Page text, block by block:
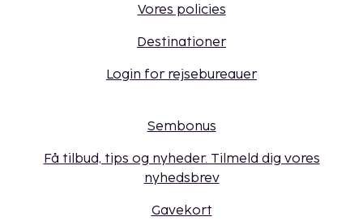
Vores policies
Destinationer
Login for rejsebureauer
Sembonus
Få tilbud, tips og nyheder. Tilmeld dig vores
nyhedsbrev
Gavekort